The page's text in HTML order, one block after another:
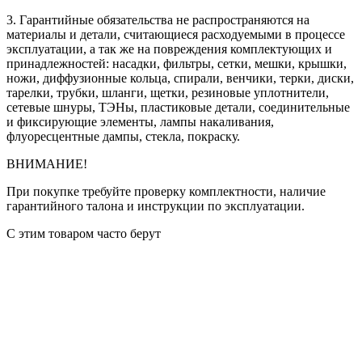
3. Гарантийные обязательства не распространяются на
материалы и детали, считающиеся расходуемыми в процессе
эксплуатации, а так же на повреждения комплектующих и
принадлежностей: насадки, фильтры, сетки, мешки, крышки,
ножи, диффузионные кольца, спирали, венчики, терки, диски,
тарелки, трубки, шланги, щетки, резиновые уплотнители,
сетевые шнуры, ТЭНы, пластиковые детали, соединительные
и фиксирующие элементы, лампы накаливания,
флуоресцентные дампы, стекла, покраску.
ВНИМАНИЕ!
При покупке требуйте проверку комплектности, наличие
гарантийного талона и инструкции по эксплуатации.
С этим товаром часто берут